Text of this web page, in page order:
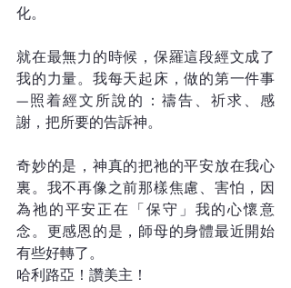
化。
就在最無力的時候，保羅這段經文成了
我的力量。我每天起床，做的第一件事
—照着經文所說的：禱告、祈求、感
謝，把所要的告訴神。
奇妙的是，神真的把祂的平安放在我心
裏。我不再像之前那樣焦慮、害怕，因
為祂的平安正在「保守」我的心懷意
念。更感恩的是，師母的身體最近開始
有些好轉了。
哈利路亞！讚美主！